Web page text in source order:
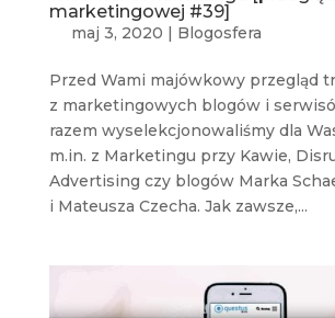
marketingowej #39]
maj 3, 2020 | Blogosfera
Przed Wami majówkowy przegląd
z marketingowych blogów i
razem wyselekcjonowaliśmy dla
m.in. z Marketingu przy Kawie,
Advertising czy blogów Marka
i Mateusza Czecha. Jak zawsze,...